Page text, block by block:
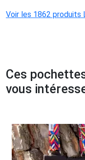
Voir les 1862 produits
Ces
vous